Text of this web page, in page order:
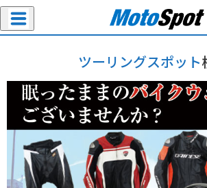
ツーリングスポット